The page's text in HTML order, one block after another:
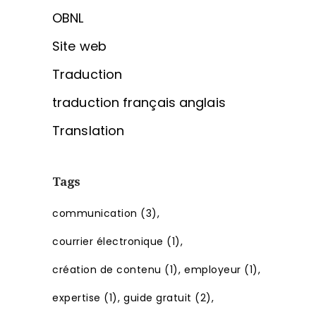
OBNL
Site web
Traduction
traduction français anglais
Translation
Tags
communication (3)
courrier électronique (1)
création de contenu (1) employeur (1)
expertise (1) guide gratuit (2)